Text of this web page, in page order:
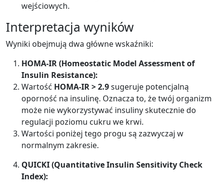
wejściowych.
Interpretacja wyników
Wyniki obejmują dwa główne wskaźniki:
HOMA-IR (Homeostatic Model Assessment of
Insulin Resistance):
Wartość HOMA-IR > 2.9sugeruje potencjalną
oporność na insulinę. Oznacza to, że twój organizm
może nie wykorzystywać insuliny skutecznie do
regulacji poziomu cukru we krwi.
Wartości poniżej tego progu są zazwyczaj w
normalnym zakresie.
QUICKI (Quantitative Insulin Sensitivity Check
Index):